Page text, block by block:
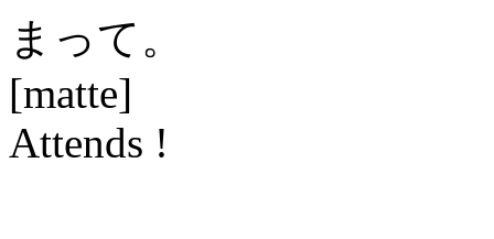
まって。
[matte]
Attends !